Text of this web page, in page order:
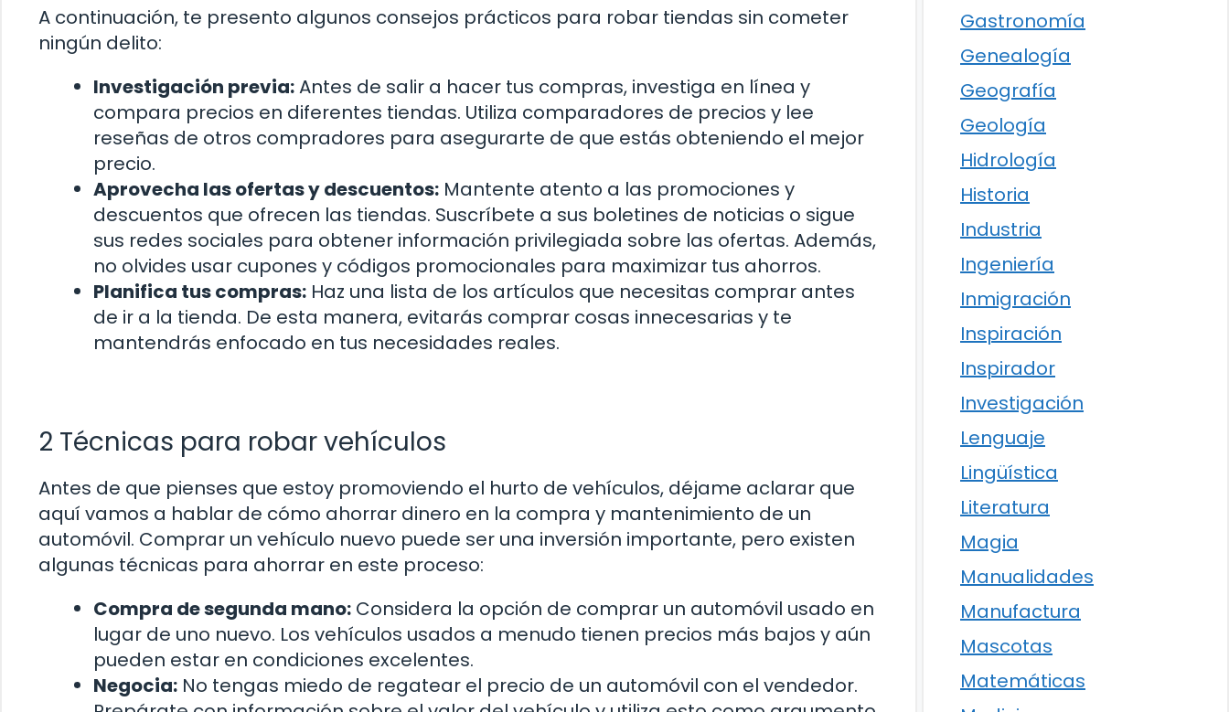
A continuación, te presento algunos consejos prácticos para robar tiendas sin cometer
ningún delito:
Investigación previa:Antes de salir a hacer tus compras, investiga en línea y
compara precios en diferentes tiendas. Utiliza comparadores de precios y lee
reseñas de otros compradores para asegurarte de que estás obteniendo el mejor
precio.
Aprovecha las ofertas y descuentos: Mantente atento a las promociones y
descuentos que ofrecen las tiendas. Suscríbete a sus boletines de noticias o sigue
sus redes sociales para obtener información privilegiada sobre las ofertas. Además,
no olvides usar cupones y códigos promocionales para maximizar tus ahorros.
Planifica tus compras: Haz una lista de los artículos que necesitas comprar antes
de ir a la tienda. De esta manera, evitarás comprar cosas innecesarias y te
mantendrás enfocado en tus necesidades reales.
2 Técnicas para robar vehículos
Antes de que pienses que estoy promoviendo el hurto de vehículos, déjame aclarar que
aquí vamos a hablar de cómo ahorrar dinero en la compra y mantenimiento de un
automóvil. Comprar un vehículo nuevo puede ser una inversión importante, pero existen
algunas técnicas para ahorrar en este proceso:
Compra de segunda mano: Considera la opción de comprar un automóvil usado en
lugar de uno nuevo. Los vehículos usados a menudo tienen precios más bajos y aún
pueden estar en condiciones excelentes.
Negocia: No tengas miedo de regatear el precio de un automóvil con el vendedor.
Gastronomía
Genealogía
Geografía
Geología
Hidrología
Historia
Industria
Ingeniería
Inmigración
Inspiración
Inspirador
Investigación
Lenguaje
Lingüística
Literatura
Magia
Manualidades
Manufactura
Mascotas
Matemáticas